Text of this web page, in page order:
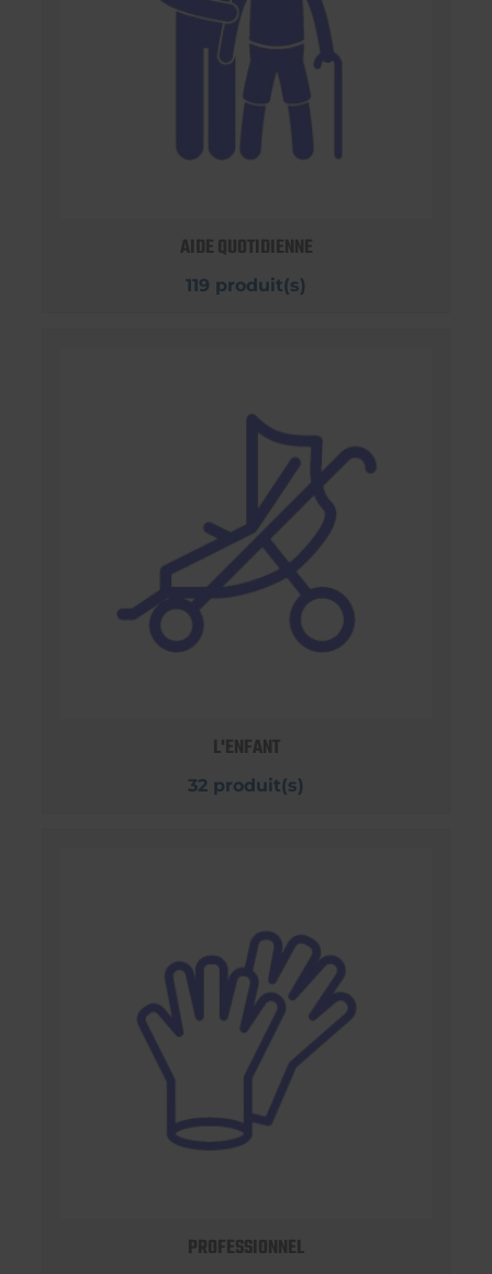
AIDE QUOTIDIENNE
119 produit(s)
L'ENFANT
32 produit(s)
PROFESSIONNEL